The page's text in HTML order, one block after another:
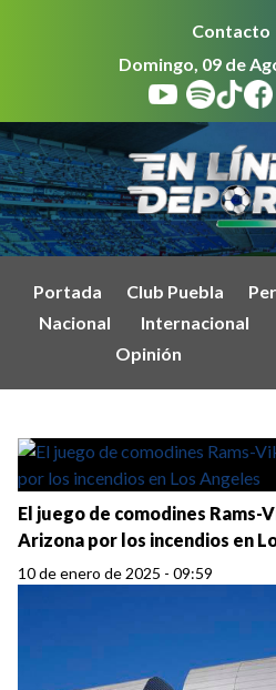
Contacto
Domingo, 09 de
Portada Club Puebla
Nacional
Internacional
Opinión
El juego de comodines Rams-
Arizona por los incendios en
10 de enero de 2025 - 09:59